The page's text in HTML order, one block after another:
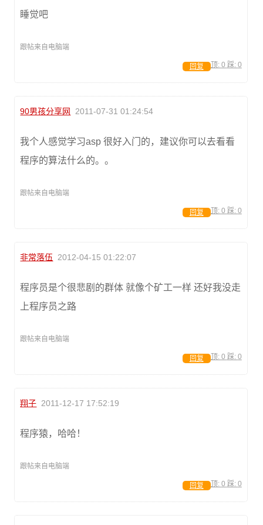
睡觉吧
跟帖来自电脑端
顶: 0 踩: 0
回复
90男孩分享网 2011-07-31 01:24:54
我个人感觉学习asp 很好入门的，建议你可以去看看
程序的算法什么的。。
跟帖来自电脑端
顶: 0 踩: 0
回复
非常落伍 2012-04-15 01:22:07
程序员是个很悲剧的群体 就像个矿工一样 还好我没走
上程序员之路
跟帖来自电脑端
顶: 0 踩: 0
回复
翔子 2011-12-17 17:52:19
程序猿，哈哈！
跟帖来自电脑端
顶: 0 踩: 0
回复